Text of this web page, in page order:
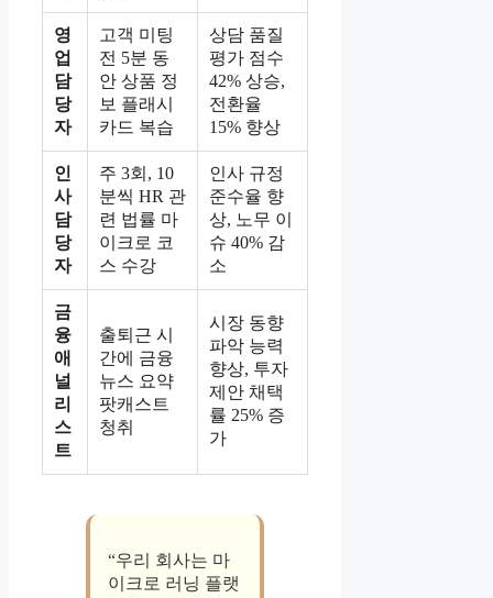
영
업
담
당
자
고객 미팅
전 5분 동
안 상품 정
보 플래시
카드 복습
상담 품질
평가 점수
42% 상승,
전환율
15% 향상
인
사
담
당
자
주 3회, 10
분씩 HR 관
련 법률 마
이크로 코
스 수강
인사 규정
준수율 향
상, 노무 이
슈 40% 감
소
금
융
애
널
리
스
트
출퇴근 시
간에 금융
뉴스 요약
팟캐스트
청취
시장 동향
파악 능력
향상, 투자
제안 채택
률 25% 증
가
“우리 회사는 마
이크로 러닝 플랫